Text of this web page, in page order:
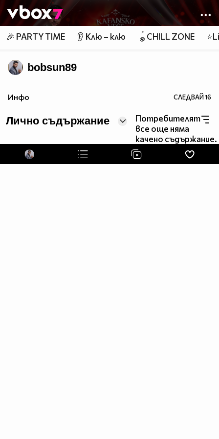
👾
🎉 PARTY TIME 👂 Клю – клю 🪀CHILL ZONE
bobsun89
Инфо СЛЕДВАЙ16
Лично съдържание
Потребителят
все още няма
качено съдържание.